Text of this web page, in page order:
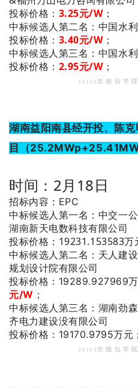
投标价格： 3.25元/W；
中标候选人第二名 ：中国水
投标价格： 3.40元/W；
中标候选人第三名 ：中国水
投标价格： 2.95元/W；
>>>>>坎 德 拉 学
湖南益阳南县经开投、陈
目（
时间：2月18日
招标内容：EPC
中标候选人第一名 ：中交一
湖南新天电数科技有限公司
投标价格：19231.153583万
中标候选人第二名 ：天人建
规划设计院有限公司
投标价格：19289.927969万
元/W ；
中标候选人第三名 ：湖南劲
齐电力建设没有限公司
投标价格：19170.9795万元；
>>>>>坎 德 拉 学